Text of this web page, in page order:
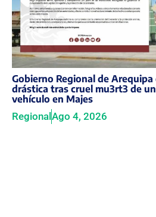
Gobierno Regional de Arequipa
drástica tras cruel mu3rt3 de
vehículo en Majes
Regional Ago 4, 2026